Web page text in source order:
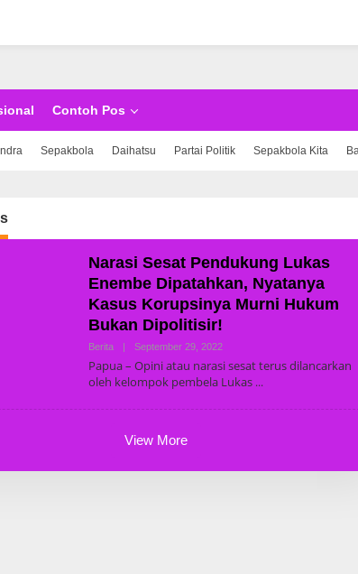
Contoh Pos
Sepakbola Daihatsu Partai Politik Sepakbola Kita
Narasi Sesat Pendukung Lukas
Enembe Dipatahkan, Nyatanya
Kasus Korupsinya Murni Hukum
Bukan Dipolitisir!
Berita September 29, 2022B
Y
S
U
E
I
Papua – Opini atau narasi sesat terus dilancarkan
oleh kelompok pembela Lukas
View More